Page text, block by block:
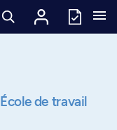
École de travail